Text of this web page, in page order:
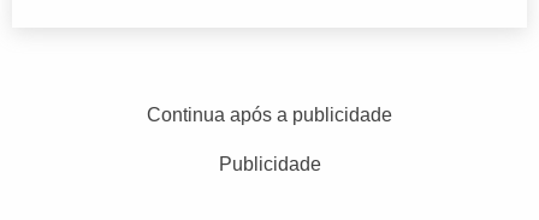
Continua após a publicidade
Publicidade